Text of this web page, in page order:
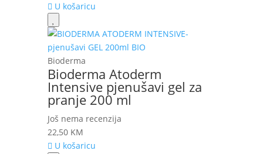
U košaricu
Bioderma
Bioderma Atoderm
Intensive pjenušavi gel za
pranje 200 ml
Još nema recenzija
22,50 KM
U košaricu